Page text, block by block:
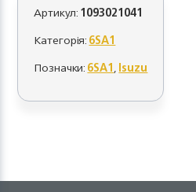
Артикул:1093021041
Категорія:6SA1
Позначки:6SA1,Isuzu